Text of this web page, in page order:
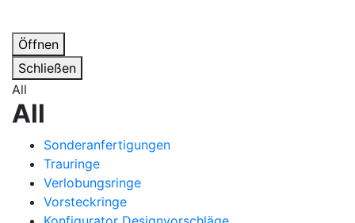
Öffnen
Schließen
All
All
Sonderanfertigungen
Trauringe
Verlobungsringe
Vorsteckringe